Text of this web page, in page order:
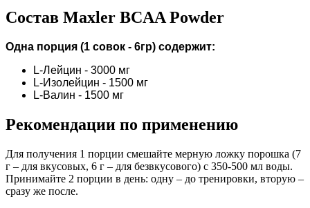
Состав Maxler BCAA Powder
Одна порция (1 совок - 6гр) содержит:
L-Лейцин - 3000 мг
L-Изолейцин - 1500 мг
L-Валин - 1500 мг
Рекомендации по применению
Для получения 1 порции смешайте мерную ложку порошка (7
г – для вкусовых, 6 г – для безвкусового) с 350-500 мл воды.
Принимайте 2 порции в день: одну – до тренировки, вторую –
сразу же после.